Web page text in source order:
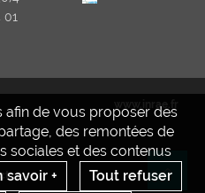
afin de vous proposer des
des remontées de
sociales et des contenus
savoir + Tout refuser
01
www.inrae.fr